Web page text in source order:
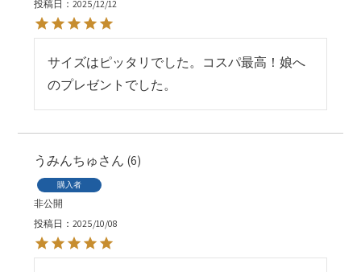
投稿日
2025/12/12
サイズはピッタリでした。コスパ最高！娘へ
のプレゼントでした。
うみんちゅ 6
購入者
非公開
投稿日
2025/10/08